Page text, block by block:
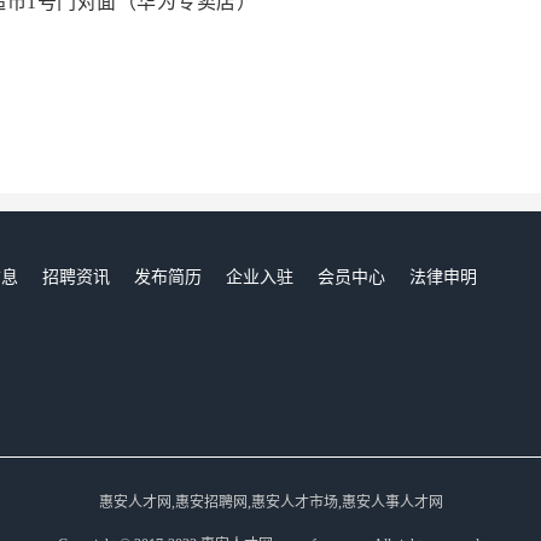
招聘资讯 发布简历 企业入驻 会员中心
法律申明
惠安人才网,惠安招聘网,惠安人才市场,惠安人事人才网